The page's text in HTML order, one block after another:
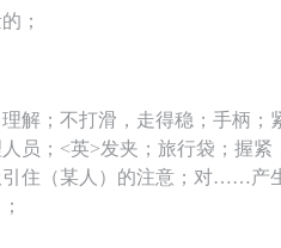
；
解；不打滑，走得稳；手柄
员；<英>发夹；旅行袋；握紧
住（某人）的注意；对……产